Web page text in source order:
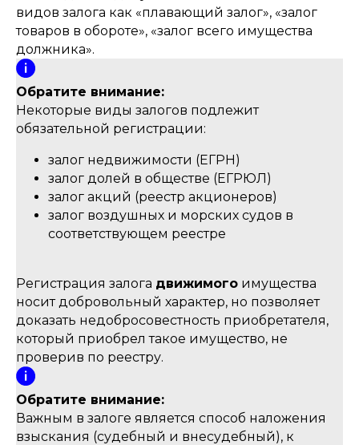
видов залога как «плавающий залог», «залог
товаров в обороте», «залог всего имущества
должника».
Обратите внимание:
Некоторые виды залогов подлежит
обязательной регистрации:
залог недвижимости (ЕГРН)
залог долей в обществе (ЕГРЮЛ)
залог акций (реестр акционеров)
залог воздушных и морских судов в
соответствующем реестре
Регистрация залога движимого имущества
носит добровольный характер, но позволяет
доказать недобросовестность приобретателя,
который приобрел такое имущество, не
проверив по реестру.
Обратите внимание:
Важным в залоге является способ наложения
взыскания (судебный и внесудебный), к